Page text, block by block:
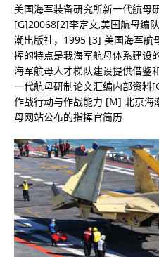
美国海军装备研究所新一代航母
[G]20068[2]李定文,美国航母编
潮出版社，1995 [3] 美国海军航
挥的特点是我海军航母体系建设
海军航母人才梯队建设提供借鉴
一代航母研制论文汇编内部资料
作战行动与作战能力 [M] 北京
母网站公布的指挥官简历